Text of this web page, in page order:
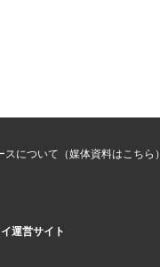
について（媒体資料はこちら）
運営サイト